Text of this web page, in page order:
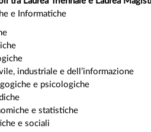
e Informatiche
industriale e dell’informazione
e psicologiche
e statistiche
e sociali